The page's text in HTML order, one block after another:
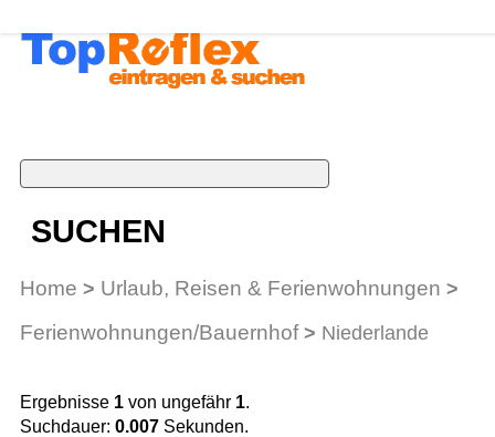
SUCHEN
Home > Urlaub, Reisen & Ferienwohnungen >
Ferienwohnungen/Bauernhof > Niederlande
Ergebnisse 1 von ungefähr 1.
Suchdauer: 0.007 Sekunden.